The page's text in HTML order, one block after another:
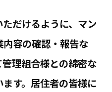
だけるように、マン
容の確認・報告な
理組合様との綿密な
す。居住者の皆様に